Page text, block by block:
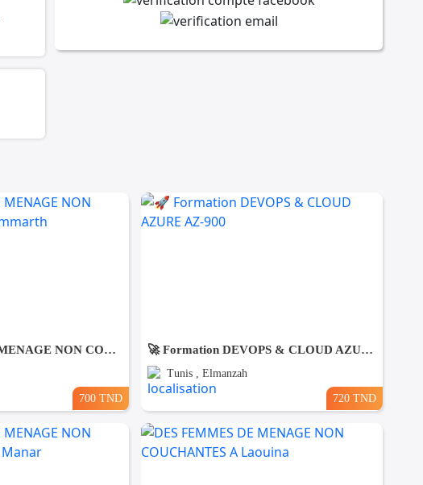
DES FEMMES DE MENAGE NON COUCHANTES A Gmmarth
700 TND
🚀 Formation DEVOPS & CLOUD AZURE AZ-900
Tunis , Elmanzah
720 TND